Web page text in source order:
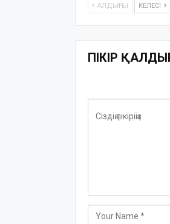
АЛДЫҢҒЫ КЕЛЕСІ
ПІКІР